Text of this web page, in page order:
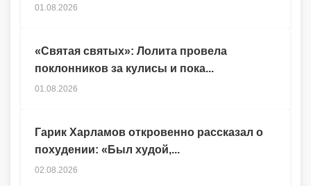
Гарик Харламов откровенно рассказал о
похудении: «Был худой,...
02.08.2026
01.08.2026
«Святая святых»: Лолита провела
поклонников за кулисы и пока...
01.08.2026